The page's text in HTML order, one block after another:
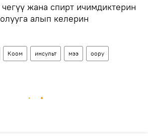
жана спирт ичимдиктерин
алып келерин
Коом инсульт мээ оору